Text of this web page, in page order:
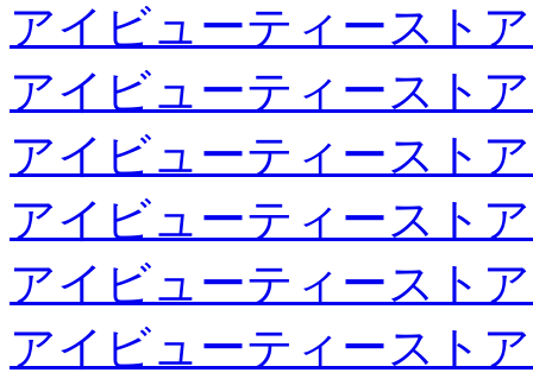
アイビューティースト
アイビューティースト
アイビューティースト
アイビューティースト
アイビューティースト
アイビューティースト